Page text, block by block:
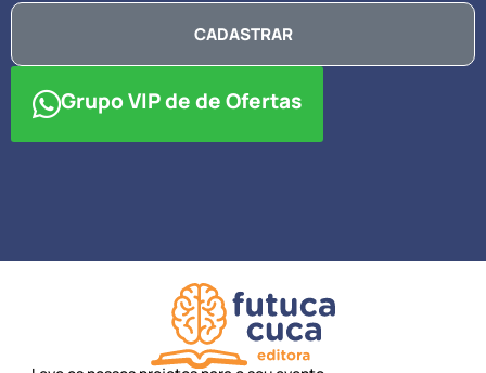
CADASTRAR
Grupo VIP de de Ofertas